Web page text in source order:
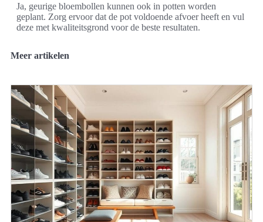
Ja, geurige bloembollen kunnen ook in potten worden
geplant. Zorg ervoor dat de pot voldoende afvoer heeft en vul
deze met kwaliteitsgrond voor de beste resultaten.
Meer artikelen